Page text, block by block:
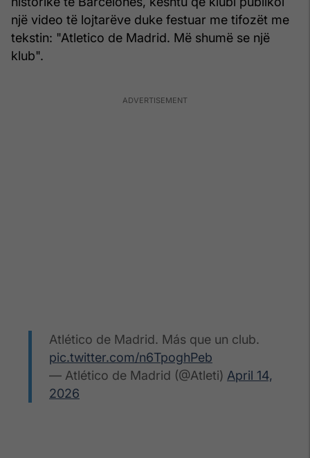
një video të lojtarëve duke festuar me tifozët me
tekstin: "Atletico de Madrid. Më shumë se një
klub".
Atlético de Madrid. Más que un club.
pic.twitter.com/n6TpoghPeb
— Atlético de Madrid (@Atleti) April 14,
2026